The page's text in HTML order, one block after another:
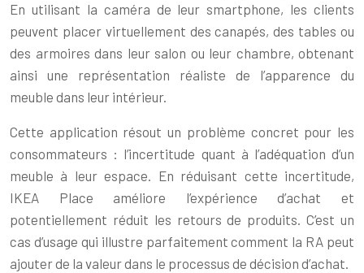
En utilisant la caméra de leur smartphone, les clients
peuvent placer virtuellement des canapés, des tables ou
des armoires dans leur salon ou leur chambre, obtenant
ainsi une représentation réaliste de l’apparence du
meuble dans leur intérieur.
Cette application résout un problème concret pour les
consommateurs : l’incertitude quant à l’adéquation d’un
meuble à leur espace. En réduisant cette incertitude,
IKEA Place améliore l’expérience d’achat et
potentiellement réduit les retours de produits. C’est un
cas d’usage qui illustre parfaitement comment la RA peut
ajouter de la valeur dans le processus de décision d’achat.